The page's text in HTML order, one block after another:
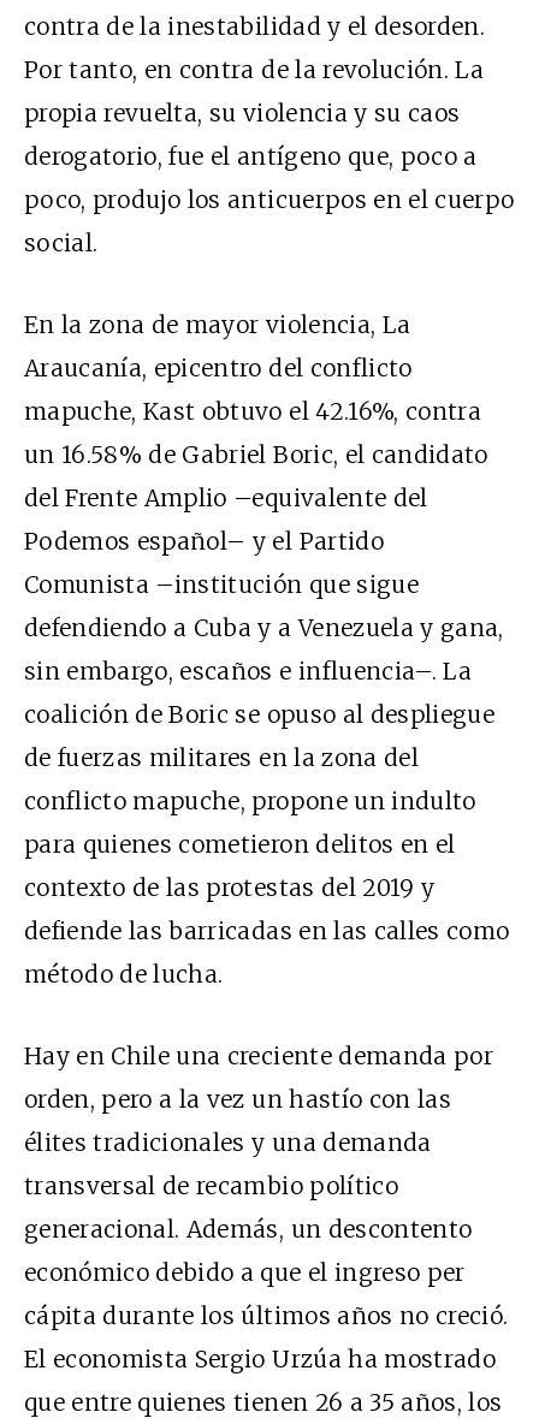
contra de la inestabilidad y el desorden.
Por tanto, en contra de la revolución. La
propia revuelta, su violencia y su caos
derogatorio, fue el antígeno que, poco a
poco, produjo los anticuerpos en el cuerpo
social.
En la zona de mayor violencia, La
Araucanía, epicentro del conflicto
mapuche, Kast obtuvo el 42.16%, contra
un 16.58% de Gabriel Boric, el candidato
del Frente Amplio –equivalente del
Podemos español– y el Partido
Comunista –institución que sigue
defendiendo a Cuba y a Venezuela y gana,
sin embargo, escaños e influencia–. La
coalición de Boric se opuso al despliegue
de fuerzas militares en la zona del
conflicto mapuche, propone un indulto
para quienes cometieron delitos en el
contexto de las protestas del 2019 y
defiende las barricadas en las calles como
método de lucha.
Hay en Chile una creciente demanda por
orden, pero a la vez un hastío con las
élites tradicionales y una demanda
transversal de recambio político
generacional. Además, un descontento
económico debido a que el ingreso per
cápita durante los últimos años no creció.
El economista Sergio Urzúa ha mostrado
que entre quienes tienen 26 a 35 años, los